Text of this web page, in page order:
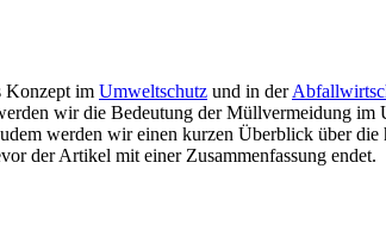
Konzept im Umweltschutz und in der
wir die Bedeutung der Müllvermeidung im
werden wir einen kurzen Überblick über die
der Artikel mit einer Zusammenfassung endet.